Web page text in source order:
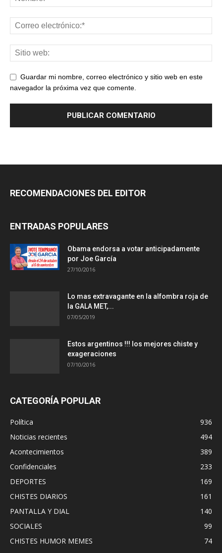
Guardar mi nombre, correo electrónico y sitio web en este
navegador la próxima vez que comente.
RECOMENDACIONES DEL EDITOR
ENTRADAS POPULARES
Obama endorsa a votar anticipadamente
por Joe García
27/10/2016
Lo mas extravagante en la alfombra roja de
la GALA MET,...
07/05/2019
Estos argentinos !!! los mejores chiste y
exageraciones
07/10/2016
CATEGORÍA POPULAR
Política
936
Noticias recientes
494
Acontecimientos
389
Confidenciales
233
DEPORTES
169
CHISTES DIARIOS
161
PANTALLA Y DIAL
140
SOCIALES
99
CHISTES HUMOR MEMES
74